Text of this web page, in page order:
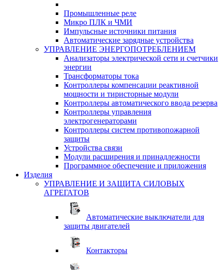
Промышленные реле
Микро ПЛК и ЧМИ
Импульсные источники питания
Автоматические зарядные устройства
УПРАВЛЕНИЕ ЭНЕРГОПОТРЕБЛЕНИЕМ
Анализаторы электрической сети и счетчики
энергии
Трансформаторы тока
Контроллеры компенсации реактивной
мощности и тиристорные модули
Контроллеры автоматического ввода резерва
Контроллеры управления
электрогенераторами
Контроллеры систем противопожарной
защиты
Устройства связи
Модули расширения и принадлежности
Программное обеспечение и приложения
Изделия
УПРАВЛЕНИЕ И ЗАЩИТА СИЛОВЫХ
АГРЕГАТОВ
Автоматические выключатели для
защиты двигателей
Контакторы